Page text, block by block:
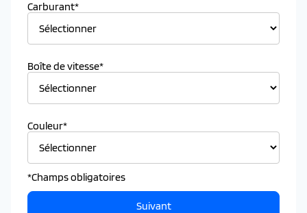
Carburant*
Boîte de vitesse*
Couleur*
*Champs obligatoires
Suivant